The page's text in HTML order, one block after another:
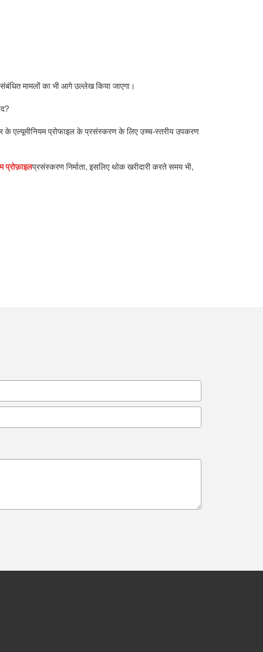
मामलों का भी आगे उल्लेख किया जाएगा।
के एल्यूमीनियम प्रोफाइल के प्रसंस्करण के लिए उच्च-स्तरीय उपकरण
प्रोफ़ाइलप्रसंस्करण निर्माता, इसलिए थोक खरीदारी करते समय भी,